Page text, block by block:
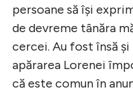
persoane să își
de devreme tânăra
cercei. Au fost însă
apărarea Lorenei
că este comun în